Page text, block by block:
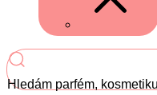
Hledám parfém,